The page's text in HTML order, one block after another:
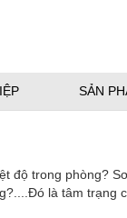
SẢN
độ trong phòng?
là tâm trạng